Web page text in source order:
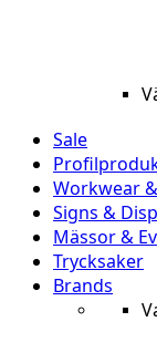
Sale
Workwear
Signs &
Mässor &
Trycksaker
Brands